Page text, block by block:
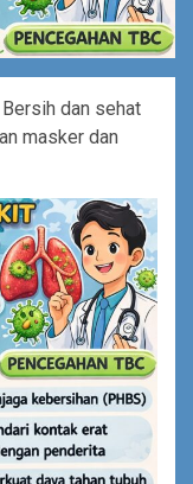
dan sehat
masker dan